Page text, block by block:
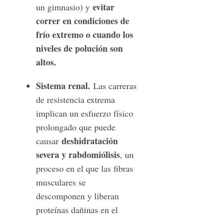
un gimnasio) yevitar
correr en condiciones de
frío extremo o cuando los
niveles de polución son
altos.
Sistema renal. Las carreras
de resistencia extrema
implican un esfuerzo físico
prolongado que puede
causar deshidratación
severa y rabdomiólisis, un
proceso en el que las fibras
musculares se
descomponen y liberan
proteínas dañinas en el